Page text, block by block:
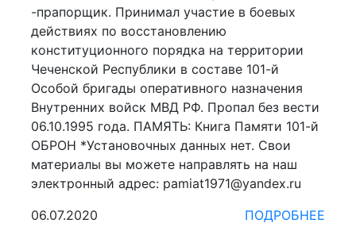
-прапорщик. Принимал участие в боевых
действиях по восстановлению
конституционного порядка на территории
Чеченской Республики в составе 101-й
Особой бригады оперативного назначения
Внутренних войск МВД РФ. Пропал без вести
06.10.1995 года. ПАМЯТЬ: Книга Памяти 101-й
ОБРОН *Установочных данных нет. Свои
материалы вы можете направлять на наш
электронный адрес: pamiat1971@yandex.ru
06.07.2020
ПОДРОБНЕЕ